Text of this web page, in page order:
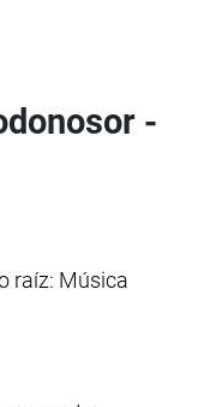
-
raíz: Música